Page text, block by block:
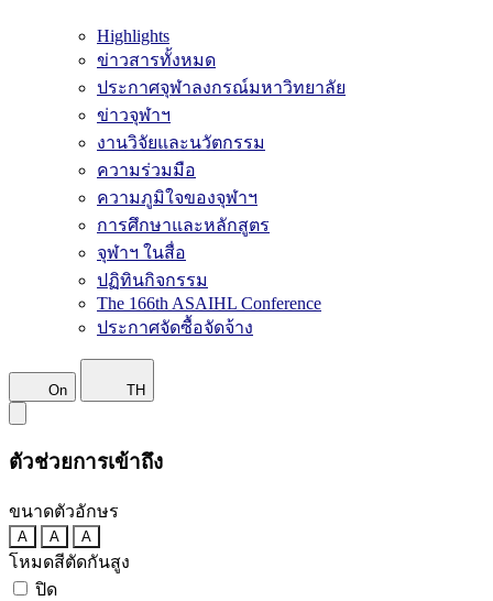
Highlights
ข่าวสารทั้งหมด
ประกาศจุฬาลงกรณ์มหาวิทยาลัย
ข่าวจุฬาฯ
งานวิจัยและนวัตกรรม
ความร่วมมือ
ความภูมิใจของจุฬาฯ
การศึกษาและหลักสูตร
จุฬาฯ ในสื่อ
ปฏิทินกิจกรรม
The 166th ASAIHL Conference
ประกาศจัดซื้อจัดจ้าง
On TH
ตัวช่วยการเข้าถึง
ขนาดตัวอักษร
A A A
โหมดสีตัดกันสูง
ปิด